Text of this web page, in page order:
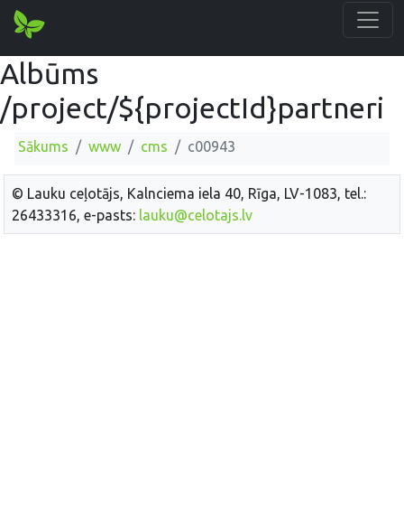
Albūms
/project/${projectId}partneri
Sākums www cms c00943
© Lauku ceļotājs, Kalnciema iela 40, Rīga, LV-1083, tel.:
26433316, e-pasts: lauku@celotajs.lv